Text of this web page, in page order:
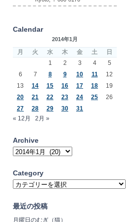
Calendar
2014年1月
月 火 水 木 金 土
日
1
2 3 4
5
6
7 8 9 10 11
12
13
14 15 16 17 18
19
20
21 22 23 24 25
26
27
28 29 30
31
« 12月
2月 »
Archive
Archive
Category
Category
最近の投稿
月曜日のむぎ（猫）